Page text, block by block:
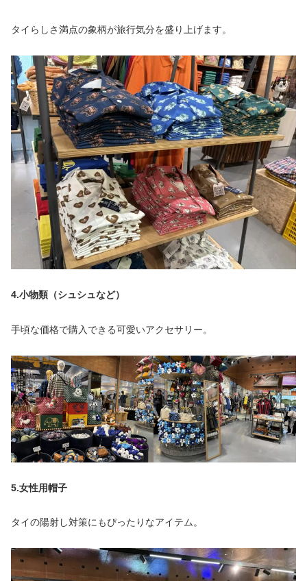
タイらしさ満点の象柄が旅行気分を盛り上げます。
4.小物類（シュシュなど）
手頃な価格で購入できる可愛いアクセサリー。
5.女性用帽子
タイの陽射し対策にもぴったりなアイテム。